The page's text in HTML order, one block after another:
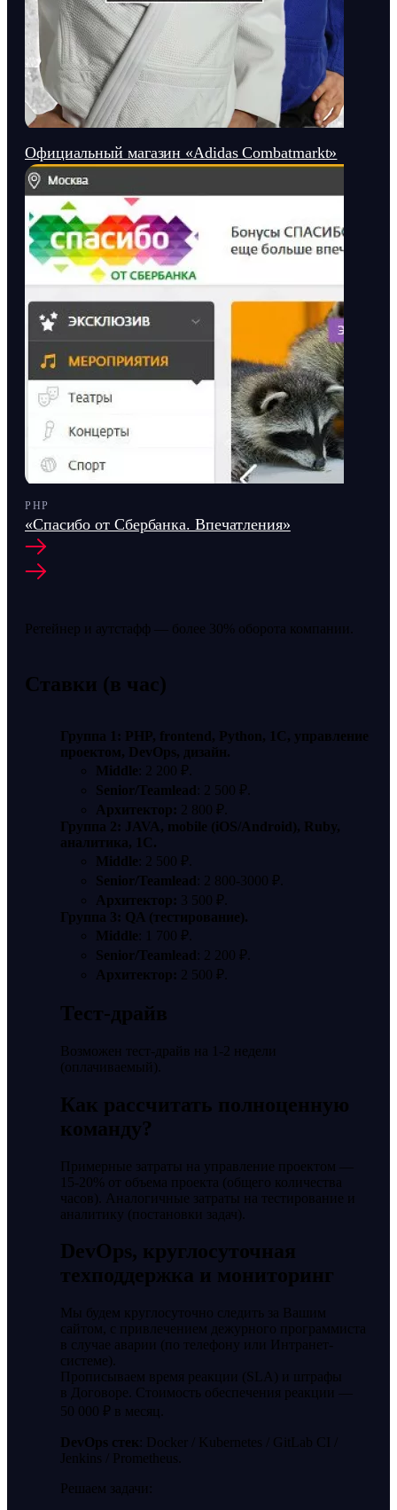
Официальный магазин «Adidas Combatmarkt»
PHP
«Спасибо от Сбербанка. Впечатления»
Ретейнер и аутстафф — более 30% оборота компании.
Ставки (в час)
Группа 1: PHP, frontend, Python, 1С, управление
проектом, DevOps, дизайн.
Middle: 2 200 ₽.
Senior/Teamlead: 2 500 ₽.
Архитектор: 2 800 ₽.
Группа 2: JAVA, mobile (iOS/Android), Ruby,
аналитика, 1C.
Middle: 2 500 ₽.
Senior/Teamlead: 2 800-3000 ₽.
Архитектор: 3 500 ₽.
Группа 3: QA (тестирование).
Middle: 1 700 ₽.
Senior/Teamlead: 2 200 ₽.
Архитектор: 2 500 ₽.
Тест-драйв
Возможен тест-драйв на 1-2 недели
(оплачиваемый).
Как рассчитать полноценную
команду?
Примерные затраты на управление проектом —
15-20% от объема проекта (общего количества
часов). Аналогичные затраты на тестирование и
аналитику (постановки задач).
DevOps, круглосуточная
техподдержка и мониторинг
Мы будем круглосуточно следить за Вашим
сайтом, с привлечением дежурного программиста
в случае аварии (по телефону или Интранет-
системе).
Прописываем время реакции (SLA) и штрафы
в Договоре. Стоимость обеспечения реакции —
50 000 ₽ в месяц.
DevOps стек: Docker / Kubernetes / GitLab CI /
Jenkins / Prometheus.
Решаем задачи: